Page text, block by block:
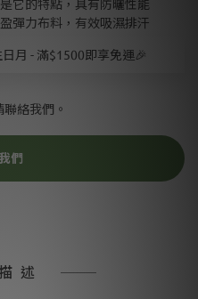
它的特點，具有防曬性能
彈力布料，有效吸濕排汗
月 - 滿$1500即享免運🎉
絡我們。
們
述